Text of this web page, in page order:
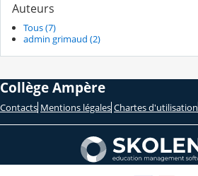
Auteurs
Tous (7)
admin grimaud (2)
Collège Ampère
Contacts Mentions légales Chartes d'utilisation